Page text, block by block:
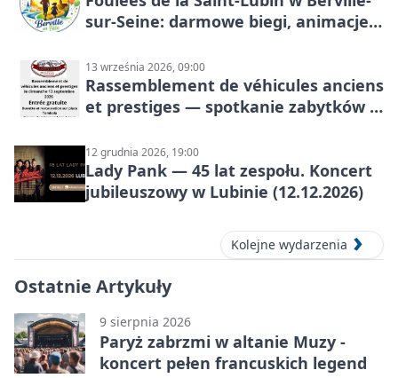
sur-Seine: darmowe biegi, animacje i
13 września 2026, 09:00
Rassemblement de véhicules anciens
et prestiges — spotkanie zabytków i
12 grudnia 2026, 19:00
Lady Pank — 45 lat zespołu. Koncert
jubileuszowy w Lubinie (12.12.2026)
Kolejne wydarzenia
Ostatnie Artykuły
9 sierpnia 2026
Paryż zabrzmi w altanie Muzy -
koncert pełen francuskich legend